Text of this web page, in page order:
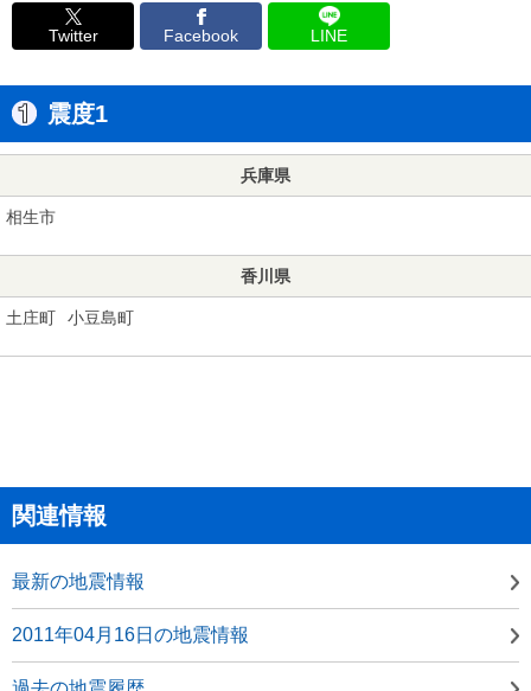
Twitter Facebook LINE
震度1
兵庫県
相生市
香川県
土庄町 小豆島町
関連情報
最新の地震情報
2011年04月16日の地震情報